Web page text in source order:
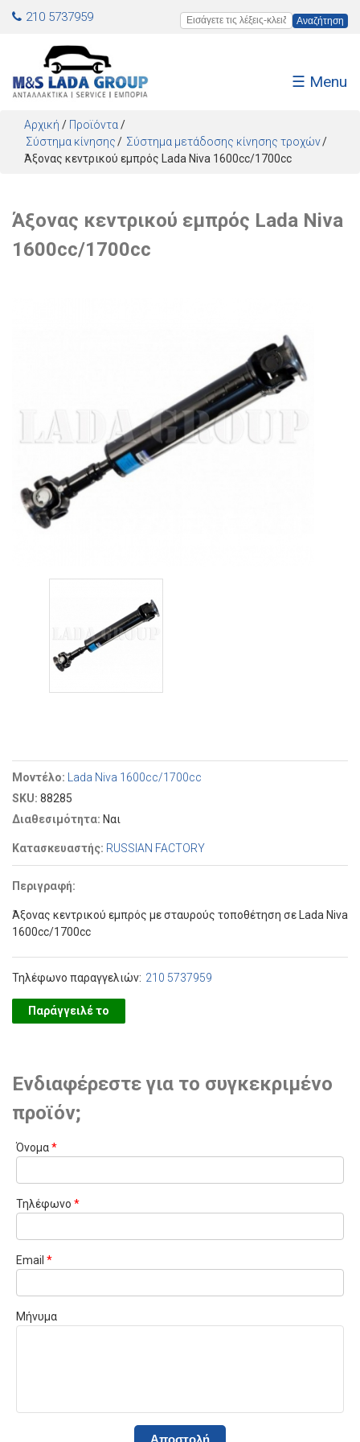
Jump to navigation
210 5737959 Εισάγετε τις λέξεις-κλειδιά
☰ Menu
Αρχική / Προϊόντα /
Σύστημα κίνησης
Σύστημα μετάδοσης κίνησης τροχών
Άξονας κεντρικού εμπρός Lada Niva 1600cc/1700cc
Άξονας κεντρικού εμπρός Lada Niva
1600cc/1700cc
Μοντέλο:
Lada Niva 1600cc/1700cc
SKU: 88285
Διαθεσιμότητα: Ναι
Κατασκευαστής: RUSSIAN FACTORY
Περιγραφή:
Άξονας κεντρικού εμπρός με σταυρούς τοποθέτηση σε Lada Niva
1600cc/1700cc
Τηλέφωνο παραγγελιών: 210 5737959
Παράγγειλέ το
Ενδιαφέρεστε για το συγκεκριμένο
προϊόν;
Όνομα*
Τηλέφωνο *
Email *
Μήνυμα